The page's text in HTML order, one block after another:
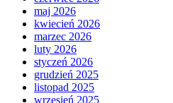
maj 2026
kwiecień 2026
marzec 2026
luty 2026
styczeń 2026
grudzień 2025
listopad 2025
wrzesień 2025